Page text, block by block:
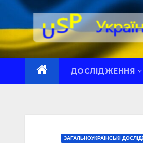
Перейти
вмісту
ДОСЛІДЖЕННЯ
ЗАГАЛЬНОУКРАЇНСЬКІ